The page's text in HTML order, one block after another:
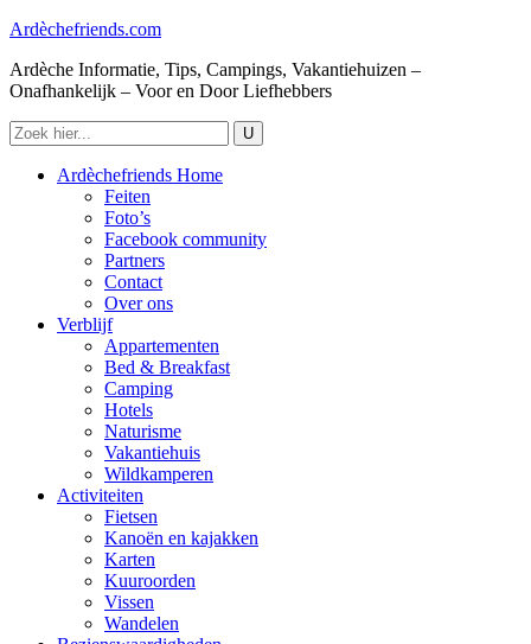
Ardèchefriends.com
Ardèche Informatie, Tips, Campings, Vakantiehuizen –
Onafhankelijk – Voor en Door Liefhebbers
Ardèchefriends Home
Feiten
Foto’s
Facebook community
Partners
Contact
Over ons
Verblijf
Appartementen
Bed & Breakfast
Camping
Hotels
Naturisme
Vakantiehuis
Wildkamperen
Activiteiten
Fietsen
Kanoën en kajakken
Karten
Kuuroorden
Vissen
Wandelen